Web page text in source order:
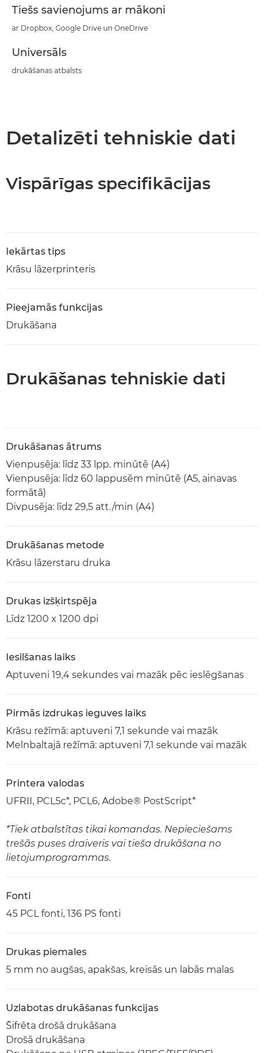
Tiešs savienojums ar mākoni
ar Dropbox, Google Drive un OneDrive
Universāls
drukāšanas atbalsts
Detalizēti tehniskie dati
Vispārīgas specifikācijas
Iekārtas tips
Krāsu lāzerprinteris
Pieejamās funkcijas
Drukāšana
Drukāšanas tehniskie dati
Drukāšanas ātrums
Vienpusēja: līdz 33 lpp. minūtē (A4)
Vienpusēja: līdz 60 lappusēm minūtē (A5, ainavas
formātā)
Divpusēja: līdz 29,5 att./min (A4)
Drukāšanas metode
Krāsu lāzerstaru druka
Drukas izšķirtspēja
Līdz 1200 x 1200 dpi
Iesilšanas laiks
Aptuveni 19,4 sekundes vai mazāk pēc ieslēgšanas
Pirmās izdrukas ieguves laiks
Krāsu režīmā: aptuveni 7,1 sekunde vai mazāk
Melnbaltajā režīmā: aptuveni 7,1 sekunde vai mazāk
Printera valodas
UFRII, PCL5c*, PCL6, Adobe® PostScript*
*Tiek atbalstītas tikai komandas. Nepieciešams
trešās puses draiveris vai tieša drukāšana no
lietojumprogrammas.
Fonti
45 PCL fonti, 136 PS fonti
Drukas piemales
5 mm no augšas, apakšas, kreisās un labās malas
Uzlabotas drukāšanas funkcijas
Šifrēta drošā drukāšana
Drošā drukāšana